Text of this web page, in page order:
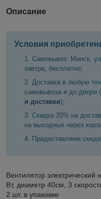
Описание
Условия
Самовывоз: Минск,
завтра, бесплатно;
Доставка в любую
самовывоза и до двери (
и доставки);
Скидка 20% на
на выходных через
Предоставляем
Вентилятор
Вт, диаметр 40см, 3
2 шт. в упаковке